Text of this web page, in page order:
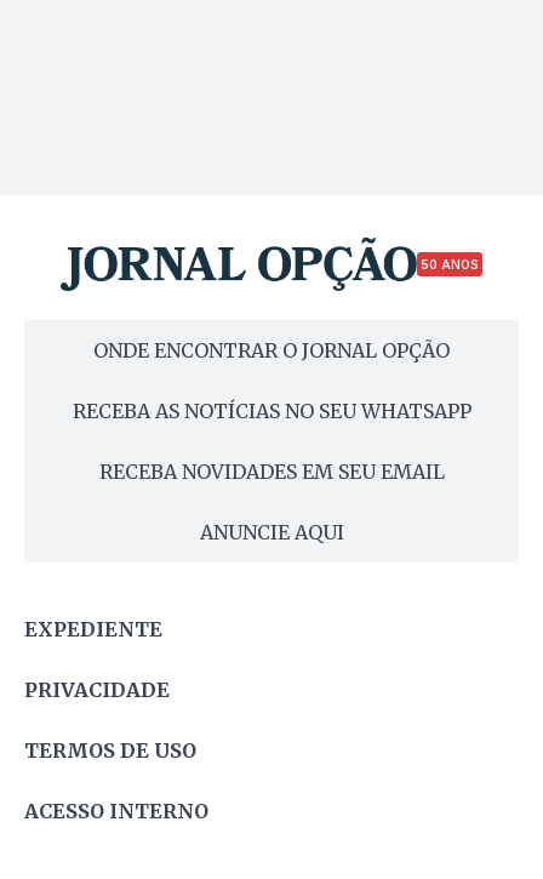
50 ANOS
ONDE ENCONTRAR O JORNAL OPÇÃO
RECEBA AS NOTÍCIAS NO SEU WHATSAPP
RECEBA NOVIDADES EM SEU EMAIL
ANUNCIE AQUI
EXPEDIENTE
PRIVACIDADE
TERMOS DE USO
ACESSO INTERNO